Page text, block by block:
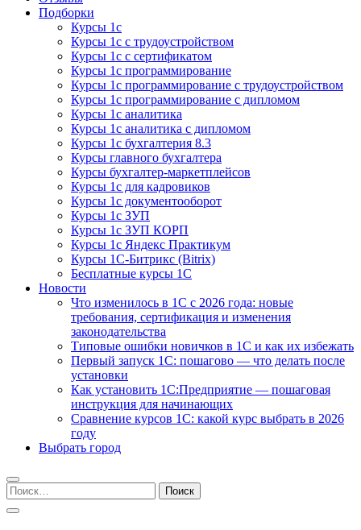
Подборки
Курсы 1с
Курсы 1с с трудоустройством
Курсы 1с с сертификатом
Курсы 1с программирование
Курсы 1с программирование с трудоустройством
Курсы 1с программирование с дипломом
Курсы 1с аналитика
Курсы 1с аналитика с дипломом
Курсы 1с бухгалтерия 8.3
Курсы главного бухгалтера
Курсы бухгалтер-маркетплейсов
Курсы 1с для кадровиков
Курсы 1с документооборот
Курсы 1с ЗУП
Курсы 1с ЗУП КОРП
Курсы 1с Яндекс Практикум
Курсы 1С-Битрикс (Bitrix)
Бесплатные курсы 1С
Новости
Что изменилось в 1С с 2026 года: новые
требования, сертификация и изменения
законодательства
Типовые ошибки новичков в 1С и как их избежать
Первый запуск 1С: пошагово — что делать после
установки
Как установить 1С:Предприятие — пошаговая
инструкция для начинающих
Сравнение курсов 1С: какой курс выбрать в 2026
году
Выбрать город
Найти: